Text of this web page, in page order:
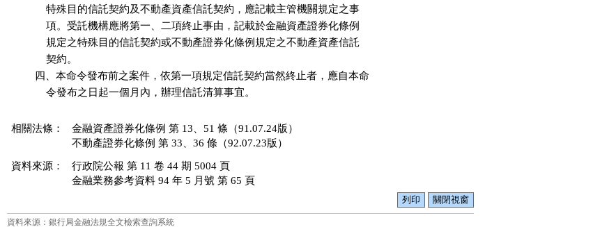
              特殊目的信託契約及不動產資產信託契約，應記載主管機關規定之事
              項。受託機構應將第一、二項終止事由，記載於金融資產證券化條例
              規定之特殊目的信託契約或不動產證券化條例規定之不動產資產信託
              契約。
          四、本命令發布前之案件，依第一項規定信託契約當然終止者，應自本命
              令發布之日起一個月內，辦理信託清算事宜。
相關法條：
金融資產證券化條例 第 13、51 條（91.07.24版）
不動產證券化條例 第 33、36 條（92.07.23版）
資料來源：
行政院公報 第 11 卷 44 期 5004 頁
金融業務參考資料 94 年 5 月號 第 65 頁
資料來源：銀行局金融法規全文檢索查詢系統